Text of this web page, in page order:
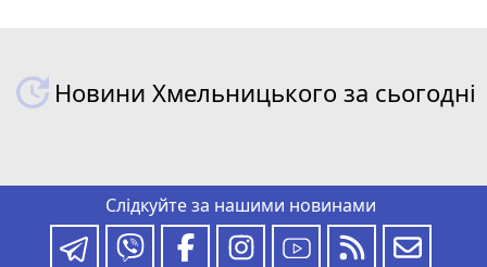
Новини Хмельницького за сьогодні
Слідкуйте за нашими новинами